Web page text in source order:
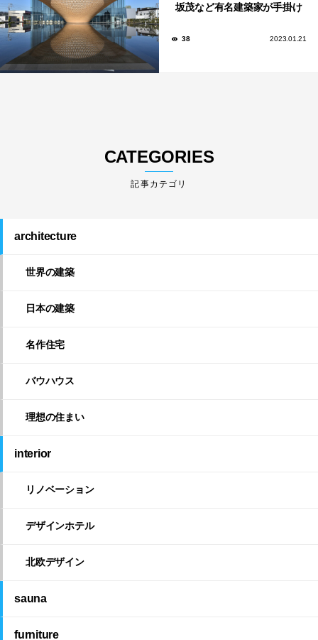
坂茂など有名建築家が手掛け
38 2023.01.21
CATEGORIES
architecture
世界の建築
日本の建築
名作住宅
バウハウス
理想の住まい
interior
リノベーション
デザインホテル
北欧デザイン
sauna
furniture